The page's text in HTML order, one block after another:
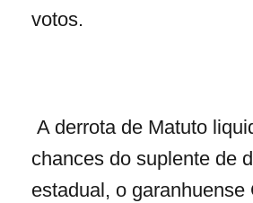
votos.
A derrota de Matuto
chances do suplente de
estadual, o garanhuense